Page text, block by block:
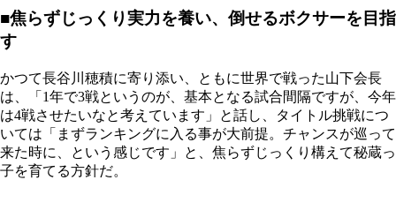
■焦らずじっくり実力を養い、倒せるボクサーを目指
す
かつて長谷川穂積に寄り添い、ともに世界で戦った山下会長
は、「1年で3戦というのが、基本となる試合間隔ですが、今年
は4戦させたいなと考えています」と話し、タイトル挑戦につ
いては「まずランキングに入る事が大前提。チャンスが巡って
来た時に、という感じです」と、焦らずじっくり構えて秘蔵っ
子を育てる方針だ。